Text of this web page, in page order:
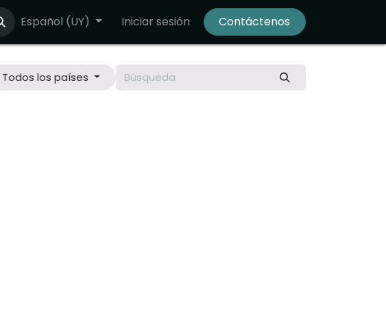
Empleos
Español (UY) Iniciar sesión Contáctenos
Todos los países